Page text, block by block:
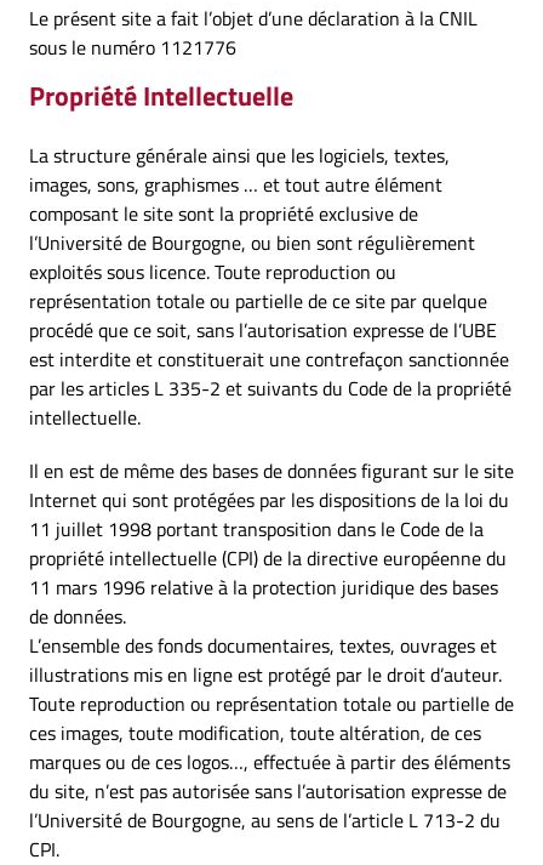
Le présent site a fait l’objet d’une déclaration à la CNIL
sous le numéro 1121776
Propriété Intellectuelle
La structure générale ainsi que les logiciels, textes,
images, sons, graphismes … et tout autre élément
composant le site sont la propriété exclusive de
l’Université de Bourgogne, ou bien sont régulièrement
exploités sous licence. Toute reproduction ou
représentation totale ou partielle de ce site par quelque
procédé que ce soit, sans l’autorisation expresse de l’UBE
est interdite et constituerait une contrefaçon sanctionnée
par les articles L 335-2 et suivants du Code de la propriété
intellectuelle.
Il en est de même des bases de données figurant sur le site
Internet qui sont protégées par les dispositions de la loi du
11 juillet 1998 portant transposition dans le Code de la
propriété intellectuelle (CPI) de la directive européenne du
11 mars 1996 relative à la protection juridique des bases
de données.
L’ensemble des fonds documentaires, textes, ouvrages et
illustrations mis en ligne est protégé par le droit d’auteur.
Toute reproduction ou représentation totale ou partielle de
ces images, toute modification, toute altération, de ces
marques ou de ces logos…, effectuée à partir des éléments
du site, n’est pas autorisée sans l’autorisation expresse de
l’Université de Bourgogne, au sens de l’article L 713-2 du
CPI.